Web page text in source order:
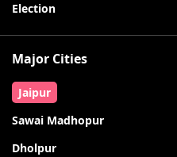
Election
Major Cities
Jaipur
Sawai Madhopur
Dholpur